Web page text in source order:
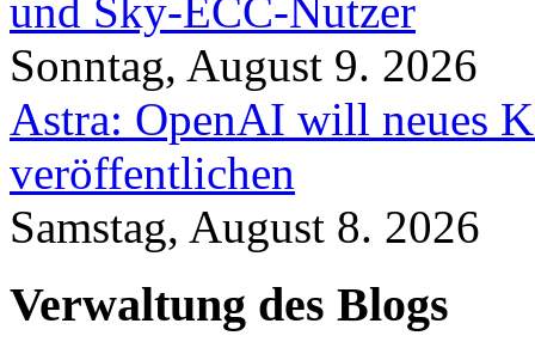
und Sky-ECC-Nutzer
Sonntag, August 9. 2026
Astra: OpenAI will neues
veröffentlichen
Samstag, August 8. 2026
Verwaltung des Blogs